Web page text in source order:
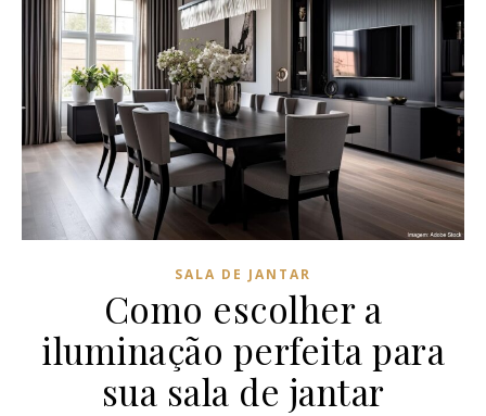
SALA DE JANTAR
Como escolher a
iluminação perfeita para
sua sala de jantar